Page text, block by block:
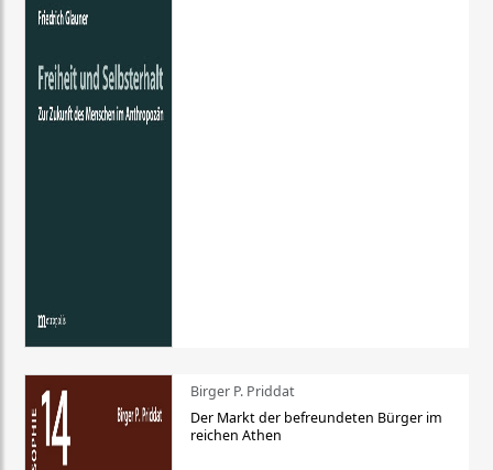
Birger P. Priddat
Der Markt der befreundeten Bürger im
reichen Athen